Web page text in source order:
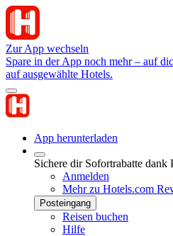
Zur App wechseln
Spare in der App noch mehr – auf
auf ausgewählte Hotels.
App herunterladen
Sichere dir Sofortrabatte
Anmelden
Mehr zu Hotels.com
Posteingang
Reisen buchen
Hilfe